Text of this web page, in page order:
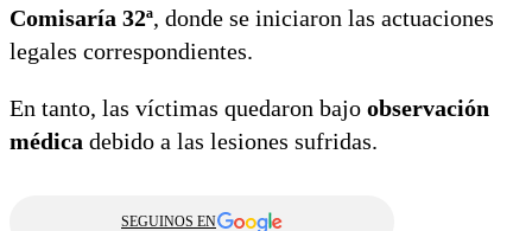
Comisaría 32ª, donde se iniciaron las actuaciones
legales correspondientes.
En tanto, las víctimas quedaron bajo observación
médica debido a las lesiones sufridas.
SEGUINOS EN